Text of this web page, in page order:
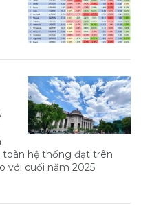
toàn hệ thống đạt trên
với cuối năm 2025.